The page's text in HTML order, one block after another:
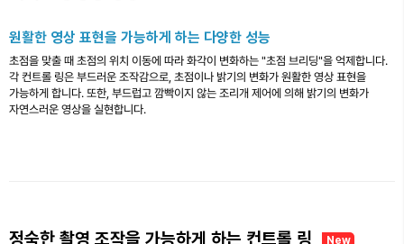
원활한 영상 표현을 가능하게 하는 다양한 성능
초점을 맞출 때 초점의 위치 이동에 따라 화각이 변화하는 "초점 브리딩"을 억제합니다.
각 컨트롤 링은 부드러운 조작감으로, 초점이나 밝기의 변화가 원활한 영상 표현을
가능하게 합니다. 또한, 부드럽고 깜빡이지 않는 조리개 제어에 의해 밝기의 변화가
자연스러운 영상을 실현합니다.
정숙한 촬영 조작을 가능하게 하는 컨트롤 링 New